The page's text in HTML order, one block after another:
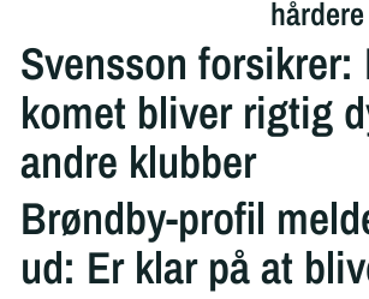
hårdere
Svensson forsikrer:
komet bliver rigtig
andre klubber
Brøndby-profil
ud: Er klar på at